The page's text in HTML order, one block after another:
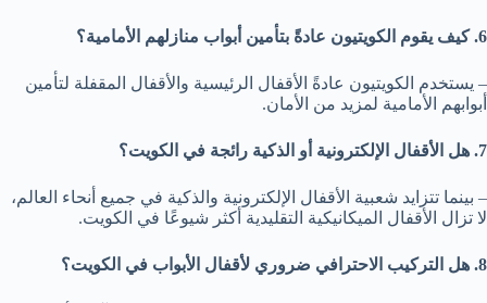
6. كيف يقوم الكويتيون عادةً بتأمين أبواب منازلهم الأمامية؟
– يستخدم الكويتيون عادةً الأقفال الرئيسية والأقفال المقفلة لتأمين
أبوابهم الأمامية لمزيد من الأمان.
7. هل الأقفال الإلكترونية أو الذكية رائجة في الكويت؟
– بينما تتزايد شعبية الأقفال الإلكترونية والذكية في جميع أنحاء العالم،
لا تزال الأقفال الميكانيكية التقليدية أكثر شيوعًا في الكويت.
8. هل التركيب الاحترافي ضروري لأقفال الأبواب في الكويت؟